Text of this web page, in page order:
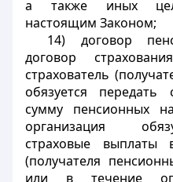
а также иных
настоящим Законом;
14) договор
договор
страхователь
обязуется передать
сумму пенсионных
организация
страховые выплаты
(получателя
или в течение